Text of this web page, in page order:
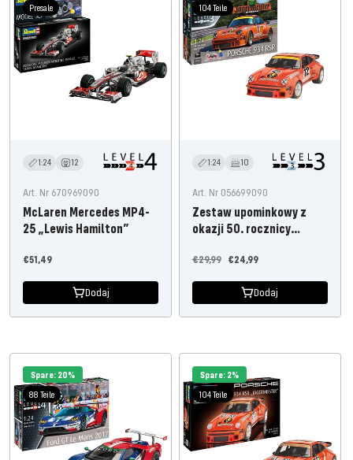
Presale
1:24 12
Art. Nr 670969090
McLaren Mercedes MP4-
25 „Lewis Hamilton”
Oferta
€51,49
Dodaj
104 Teile
1:24 10
Art. Nr 056699090
Zestaw upominkowy z
okazji 50. rocznicy
Oferta
€24,99
Cena
€29,99
Dodaj
Spare: 20%
88 Teile
Spare: 2%
104 Teile